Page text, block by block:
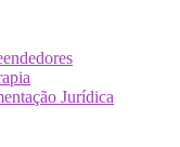
Jurídica